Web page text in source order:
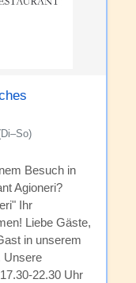
Besuch in
Agioneri?
Ihr
Liebe Gäste,
in unserem
Unsere
22.30 Uhr